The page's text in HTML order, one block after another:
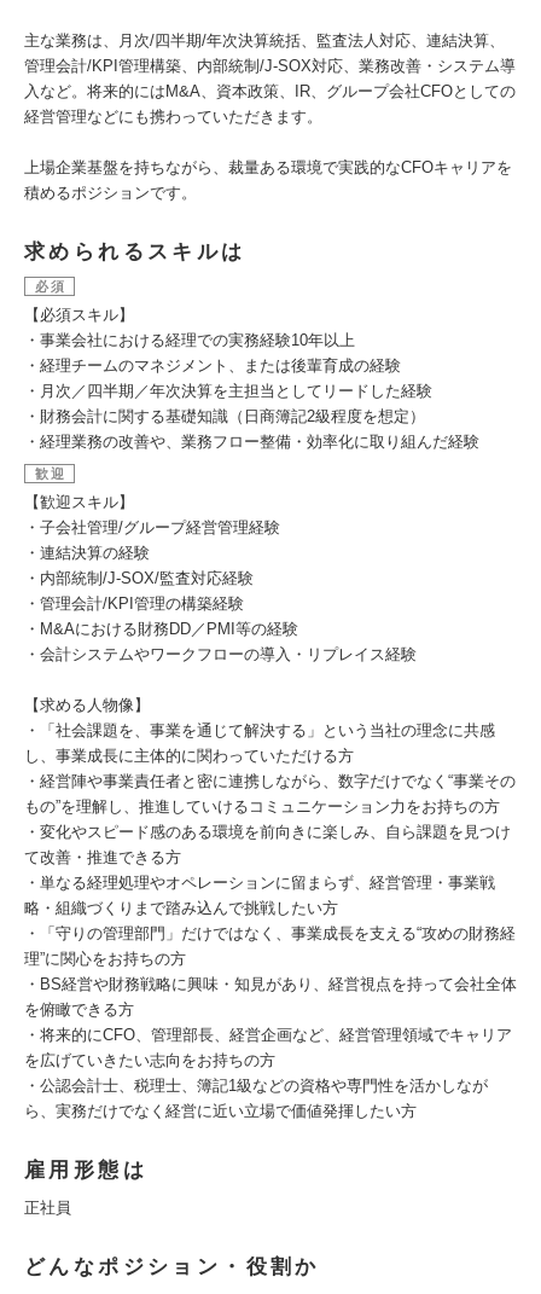
主な業務は、月次/四半期/年次決算統括、監査法人対応、連結決算、
管理会計/KPI管理構築、内部統制/J-SOX対応、業務改善・システム導
入など。将来的にはM&A、資本政策、IR、グループ会社CFOとしての
経営管理などにも携わっていただきます。
上場企業基盤を持ちながら、裁量ある環境で実践的なCFOキャリアを
積めるポジションです。
求められるスキルは
必須
【必須スキル】
・事業会社における経理での実務経験10年以上
・経理チームのマネジメント、または後輩育成の経験
・月次／四半期／年次決算を主担当としてリードした経験
・財務会計に関する基礎知識（日商簿記2級程度を想定）
・経理業務の改善や、業務フロー整備・効率化に取り組んだ経験
歓迎
【歓迎スキル】
・子会社管理/グループ経営管理経験
・連結決算の経験
・内部統制/J-SOX/監査対応経験
・管理会計/KPI管理の構築経験
・M&Aにおける財務DD／PMI等の経験
・会計システムやワークフローの導入・リプレイス経験
【求める人物像】
・「社会課題を、事業を通じて解決する」という当社の理念に共感
し、事業成長に主体的に関わっていただける方
・経営陣や事業責任者と密に連携しながら、数字だけでなく“事業その
もの”を理解し、推進していけるコミュニケーション力をお持ちの方
・変化やスピード感のある環境を前向きに楽しみ、自ら課題を見つけ
て改善・推進できる方
・単なる経理処理やオペレーションに留まらず、経営管理・事業戦
略・組織づくりまで踏み込んで挑戦したい方
・「守りの管理部門」だけではなく、事業成長を支える“攻めの財務経
理”に関心をお持ちの方
・BS経営や財務戦略に興味・知見があり、経営視点を持って会社全体
を俯瞰できる方
・将来的にCFO、管理部長、経営企画など、経営管理領域でキャリア
を広げていきたい志向をお持ちの方
・公認会計士、税理士、簿記1級などの資格や専門性を活かしなが
ら、実務だけでなく経営に近い立場で価値発揮したい方
雇用形態は
正社員
どんなポジション・役割か